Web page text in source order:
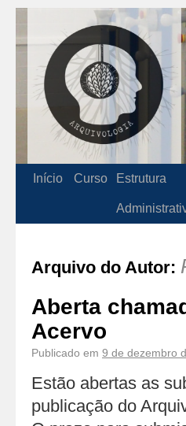
Início Curso Estrutura
Arquivo do Autor:
Aberta
Acervo
Publicado em 9 de dezembro
Estão abertas as
publicação do